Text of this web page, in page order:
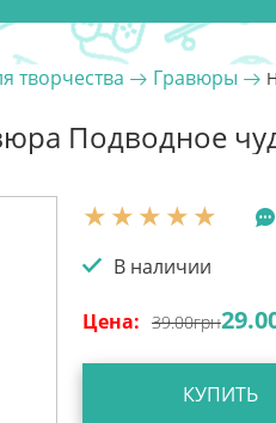
творчества Гравюры
Подводное
В наличии
Цена: 39.00грн
КУПИТЬ